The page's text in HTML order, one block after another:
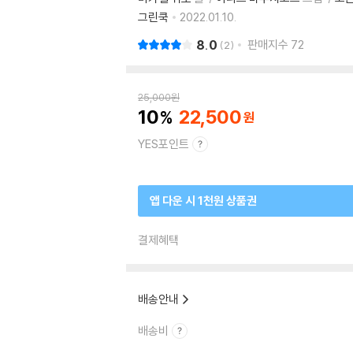
그린쿡
2022.01.10.
8.0 2 판매지수 72
25,000원
10 22,500
YES포인트
앱 다운 시 1천원 상품권
결제혜택
배송안내
배송비